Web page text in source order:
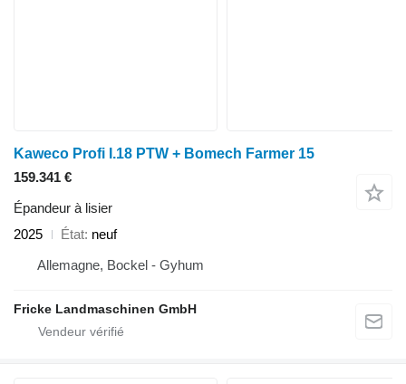
Kaweco Profi I.18 PTW + Bomech Farmer 15
159.341 €
Épandeur à lisier
2025
État neuf
Allemagne, Bockel - Gyhum
Fricke Landmaschinen GmbH